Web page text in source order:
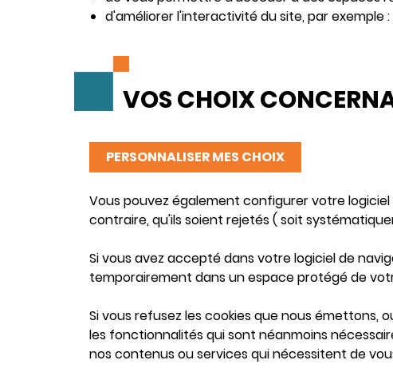
d'améliorer l'interactivité du site, par exemple
VOS CHOIX
PERSONNALISER MES CHOIX
Vous pouvez également configurer votre
contraire, qu'ils soient rejetés ( soit
Si vous avez accepté dans votre logiciel de
temporairement dans un espace protégé de
Si vous refusez les cookies que nous émettons,
les fonctionnalités qui sont néanmoins
nos contenus ou services qui nécessitent de